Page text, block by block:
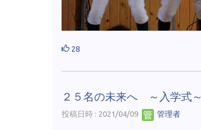
28
２５名の未来へ ～入学式～
投稿日時 : 2021/04/09 管理者